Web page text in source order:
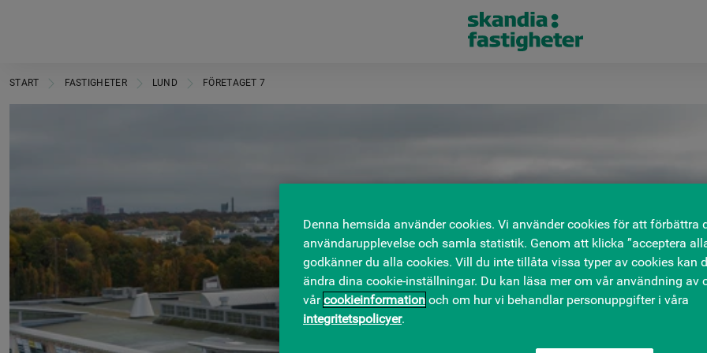
START FASTIGHETER LUND FÖRETAGET 7
Denna hemsida använder cookies. Vi använder cookies för att förbättra
användarupplevelse och samla statistik. Genom att klicka ”acceptera
godkänner du alla cookies. Vill du inte tillåta vissa typer av cookies kan
ändra dina cookie-inställningar. Du kan läsa mer om vår användning av
vårcookieinformation och om hur vi behandlar personuppgifter i våra
integritetspolicyer.